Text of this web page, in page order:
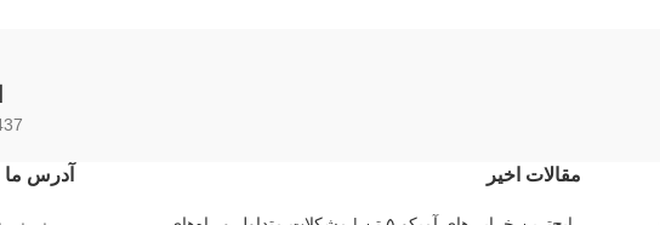
437
مقالات اخیر آدرس ما